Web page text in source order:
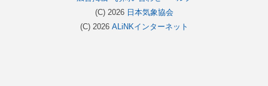
(C) 2026 日本気象協会
(C) 2026 ALiNKインターネット